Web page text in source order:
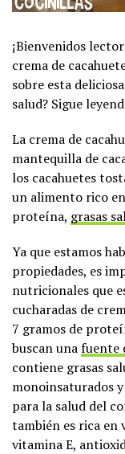
¡Bienvenidos
crema de
sobre esta
salud? Sigue
La crema de
mantequilla de
los cacahuetes
un alimento rico en
proteína, grasas
Ya que estamos
propiedades, es
nutricionales que
cucharadas de
7 gramos de
buscan unafuente
contiene grasas
monoinsaturados
para la salud del
también es rica en
vitamina E,